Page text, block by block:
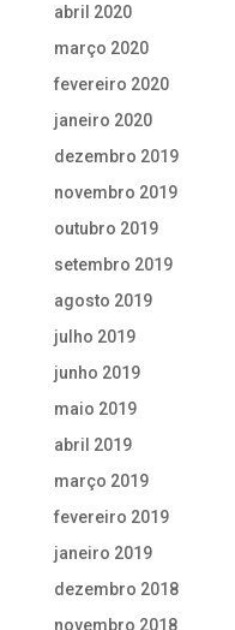
abril 2020
março 2020
fevereiro 2020
janeiro 2020
dezembro 2019
novembro 2019
outubro 2019
setembro 2019
agosto 2019
julho 2019
junho 2019
maio 2019
abril 2019
março 2019
fevereiro 2019
janeiro 2019
dezembro 2018
novembro 2018